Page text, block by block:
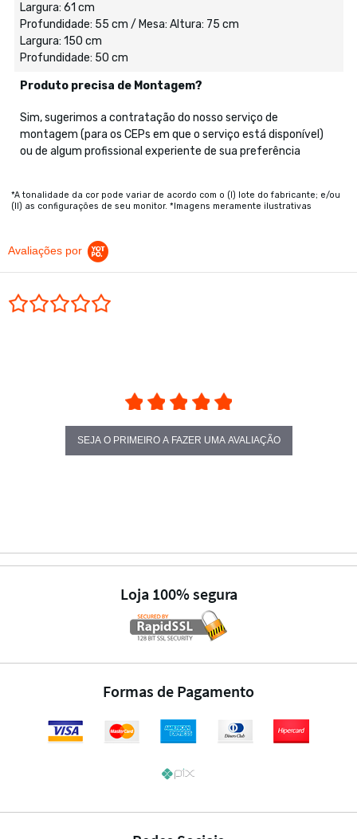
Largura: 61 cm
Profundidade: 55 cm / Mesa: Altura: 75 cm
Largura: 150 cm
Profundidade: 50 cm
Produto precisa de Montagem?
Sim, sugerimos a contratação do nosso serviço de
montagem (para os CEPs em que o serviço está disponível)
ou de algum profissional experiente de sua preferência
*A tonalidade da cor pode variar de acordo com o (I) lote do fabricante; e/ou
(II) as configurações de seu monitor. *Imagens meramente ilustrativas
Avaliações por
SEJA O PRIMEIRO A FAZER UMA AVALIAÇÃO